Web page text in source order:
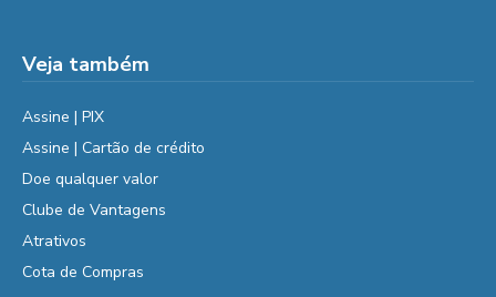
Veja também
Assine | PIX
Assine | Cartão de crédito
Doe qualquer valor
Clube de Vantagens
Atrativos
Cota de Compras